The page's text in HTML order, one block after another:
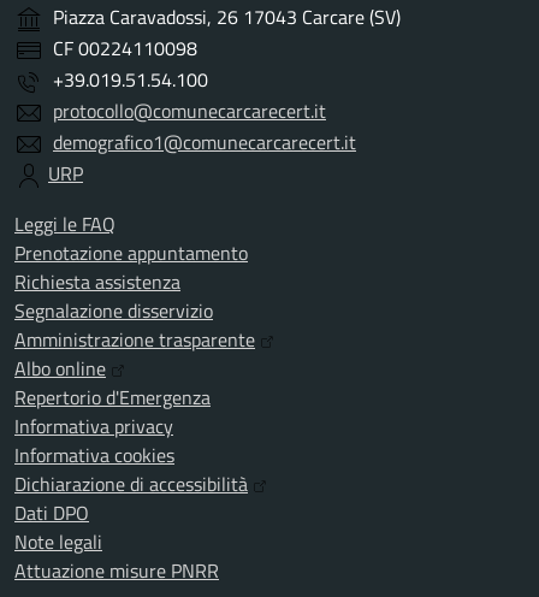
Piazza Caravadossi, 26 17043 Carcare (SV)
CF 00224110098
+39.019.51.54.100
protocollo@comunecarcarecert.it
demografico1@comunecarcarecert.it
URP
Leggi le FAQ
Prenotazione appuntamento
Richiesta assistenza
Segnalazione disservizio
Amministrazione trasparente
Albo online
Repertorio d'Emergenza
Informativa privacy
Informativa cookies
Dichiarazione di accessibilità
Dati DPO
Note legali
Attuazione misure PNRR